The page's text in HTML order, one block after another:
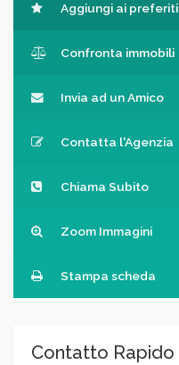
Aggiungi ai preferiti
Confronta immobili
Invia ad un Amico
Contatta l'Agenzia
Chiama Subito
Zoom Immagini
Stampa scheda
Contatto Rapido